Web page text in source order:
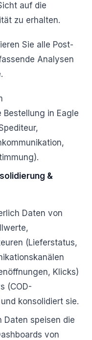
auf die
zu erhalten.
Sie alle Post-
Analysen
Bestellung in Eagle
&
Daten von
(Lieferstatus,
Klicks)
(COD-
konsolidiert sie.
Daten speisen die
von